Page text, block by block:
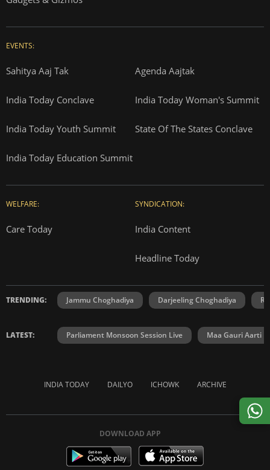
EVENTS:
Sahitya Aaj Tak Agenda Aajtak
India Today Conclave India Today Woman's Summit
India Today Youth Summit State Of The States Conclave
India Today Education Summit
WELFARE:
Care Today
SYNDICATION:
India Content
Headline Today
TRENDING: Jammu Choghadiya Darjeeling Choghadiya
LATEST: Parliament Monsoon Session Live Maa Gauri Aarti
INDIA TODAY DAILYO ICHOWK ARCHIVE
DOWNLOAD APP